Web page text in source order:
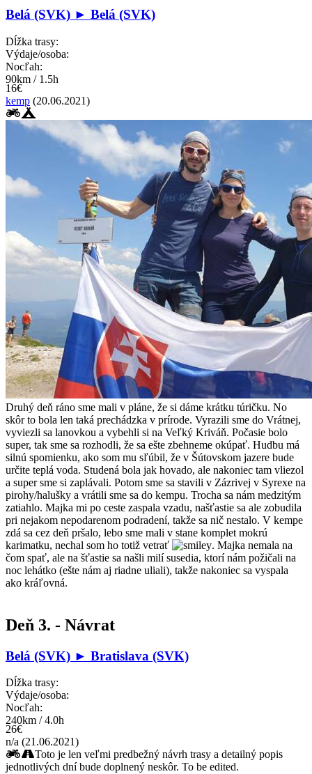
Belá (SVK) ► Belá (SVK)
Dĺžka trasy:
Výdaje/osoba:
Nocľah:
90km / 1.5h
16€
kemp (20.06.2021)
Druhý deň ráno sme mali v pláne, že si dáme krátku túričku. No
skôr to bola len taká prechádzka v prírode. Vyrazili sme do Vrátnej,
vyviezli sa lanovkou a vybehli si na Veľký Kriváň. Počasie bolo
super, tak sme sa rozhodli, že sa ešte zbehneme okúpať. Hudbu má
silnú spomienku, ako som mu sľúbil, že v Šútovskom jazere bude
určite teplá voda. Studená bola jak hovado, ale nakoniec tam vliezol
a super sme si zaplávali. Potom sme sa stavili v Zázrivej v Syrexe na
pirohy/halušky a vrátili sme sa do kempu. Trocha sa nám medzitým
zatiahlo. Majka mi po ceste zaspala vzadu, našťastie sa ale zobudila
pri nejakom nepodarenom podradení, takže sa nič nestalo. V kempe
zdá sa cez deň pršalo, lebo sme mali v stane komplet mokrú
karimatku, nechal som ho totiž vetrať
. Majka nemala na
čom spať, ale na šťastie sa našli milí susedia, ktorí nám požičali na
noc lehátko (ešte nám aj riadne uliali), takže nakoniec sa vyspala
ako kráľovná.
Deň 3. - Návrat
Belá (SVK) ► Bratislava (SVK)
Dĺžka trasy:
Výdaje/osoba:
Nocľah:
240km / 4.0h
26€
n/a (21.06.2021)
Toto je len veľmi predbežný návrh trasy a detailný popis
jednotlivých dní bude doplnený neskôr. To be edited.